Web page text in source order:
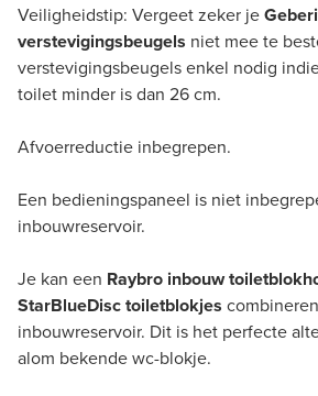
Veiligheidstip: Vergeet zeker je
verstevigingsbeugels niet mee te
verstevigingsbeugels enkel nodig
toilet minder is dan 26 cm.
Afvoerreductie inbegrepen.
Een bedieningspaneel is niet
inbouwreservoir.
Je kan een Raybro inbouw
StarBlueDisc toiletblokjes
inbouwreservoir. Dit is het perfecte
alom bekende wc-blokje.